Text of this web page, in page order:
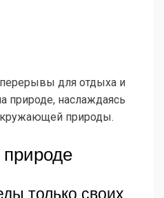
для отдыха и
природе, наслаждаясь
природы.
только своих